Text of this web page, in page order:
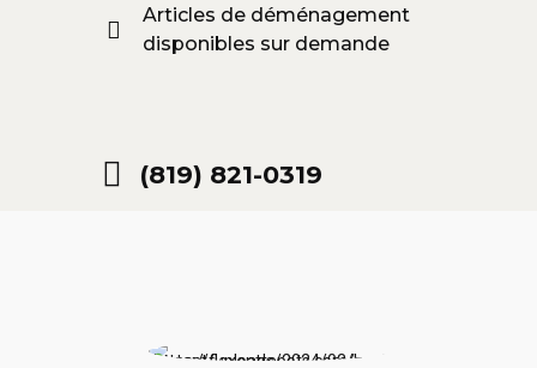
Articles de déménagement
disponibles sur demande
(819) 821-0319